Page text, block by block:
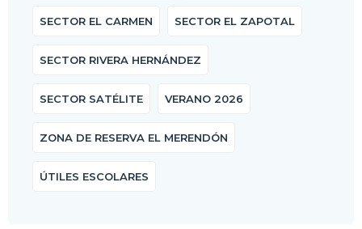
SECTOR EL CARMEN SECTOR EL ZAPOTAL
SECTOR RIVERA HERNÁNDEZ
SECTOR SATÉLITE VERANO 2026
ZONA DE RESERVA EL MERENDÓN
ÚTILES ESCOLARES